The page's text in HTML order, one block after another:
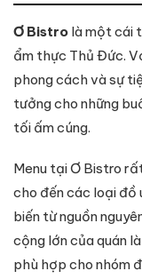
Ơ Bistro là một cái
ẩm thực Thủ Đức.
phong cách và sự
tưởng cho những
tối ấm cúng.
Menu tại Ơ Bistro
cho đến các loại
biến từ nguồn
cộng lớn của quán
phù hợp cho nhóm